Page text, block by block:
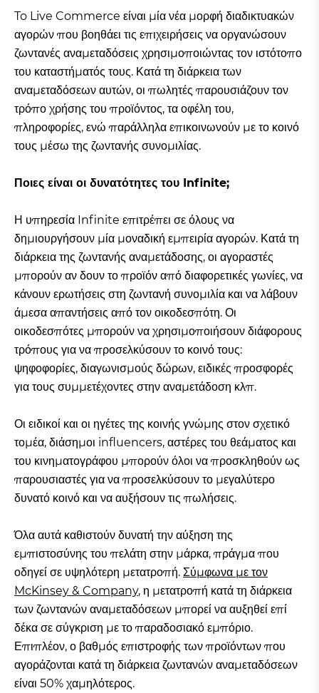
To Live Commerce είναι μία νέα μορφή διαδικτυακών
αγορών που βοηθάει τις επιχειρήσεις να οργανώσουν
ζωντανές αναμεταδόσεις χρησιμοποιώντας τον ιστότοπο
του καταστήματός τους. Κατά τη διάρκεια των
αναμεταδόσεων αυτών, οι πωλητές παρουσιάζουν τον
τρόπο χρήσης του προϊόντος, τα οφέλη του,
πληροφορίες, ενώ παράλληλα επικοινωνούν με το κοινό
τους μέσω της ζωντανής συνομιλίας.
Ποιες είναι οι δυνατότητες του Infinite;
Η υπηρεσία Infinite επιτρέπει σε όλους να
δημιουργήσουν μία μοναδική εμπειρία αγορών. Κατά τη
διάρκεια της ζωντανής αναμετάδοσης, οι αγοραστές
μπορούν αν δουν το προϊόν από διαφορετικές γωνίες, να
κάνουν ερωτήσεις στη ζωντανή συνομιλία και να λάβουν
άμεσα απαντήσεις από τον οικοδεσπότη. Οι
οικοδεσπότες μπορούν να χρησιμοποιήσουν διάφορους
τρόπους για να προσελκύσουν το κοινό τους:
ψηφοφορίες, διαγωνισμούς δώρων, ειδικές προσφορές
για τους συμμετέχοντες στην αναμετάδοση κλπ.
Οι ειδικοί και οι ηγέτες της κοινής γνώμης στον σχετικό
τομέα, διάσημοι influencers, αστέρες του θεάματος και
του κινηματογράφου μπορούν όλοι να προσκληθούν ως
παρουσιαστές για να προσελκύσουν το μεγαλύτερο
δυνατό κοινό και να αυξήσουν τις πωλήσεις.
Όλα αυτά καθιστούν δυνατή την αύξηση της
εμπιστοσύνης του πελάτη στην μάρκα, πράγμα που
οδηγεί σε υψηλότερη μετατροπή. Σύμφωνα με τον
McKinsey & Company, η μετατροπή κατά τη διάρκεια
των ζωντανών αναμεταδόσεων μπορεί να αυξηθεί επί
δέκα σε σύγκριση με το παραδοσιακό εμπόριο.
Επιπλέον, ο βαθμός επιστροφής των προϊόντων που
αγοράζονται κατά τη διάρκεια ζωντανών αναμεταδόσεων
είναι 50% χαμηλότερος.